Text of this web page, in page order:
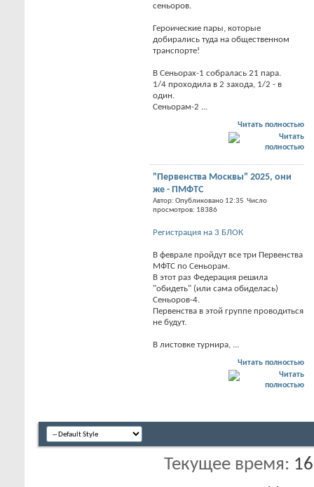
сеньоров.
Героические пары, которые
добирались туда на общественном
транспорте!
В Сеньорах-1 собралась 21 пара.
1/4 проходила в 2 захода, 1/2 - в
один.
Сеньорам-2 ...
Читать полностью
"Первенства Москвы" 2025, они
же - ПМФТС
Автор: Опубликовано 12:35 Число
просмотров: 18386
Регистрация на 3 БЛОК
В феврале пройдут все три Первенства
МФТС по Сеньорам.
В этот раз Федерация решила
"обидеть" (или сама обиделась)
Сеньоров-4.
Первенства в этой группе проводиться
не будут.
В листовке турнира, ...
Читать полностью
Текущее время: